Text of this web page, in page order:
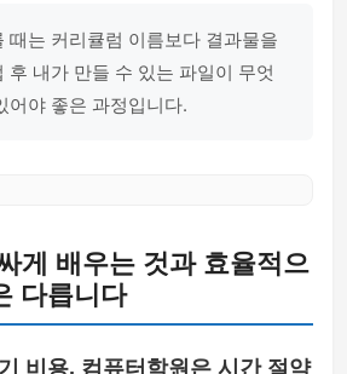
때는 커리큘럼 이름보다 결과물을
후 내가 만들 수 있는 파일이 무엇
어야 좋은 과정입니다.
게 배우는 것과 효율적으
다릅니다
비용, 컴퓨터학원은 시간 절약